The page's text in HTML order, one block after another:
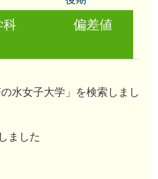
科
偏差値
水女子大学」を検索しまし
ました